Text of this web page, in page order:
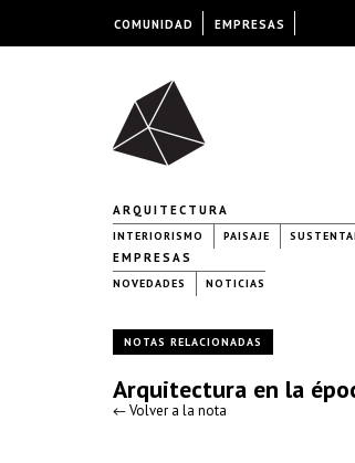
ARQUITECTURA
INTERIORISMO PAISAJE
EMPRESAS
NOVEDADES NOTICIAS
NOTAS RELACIONADAS
Arquitectura en la
← Volver a la nota
COMUNIDAD EMPRESAS